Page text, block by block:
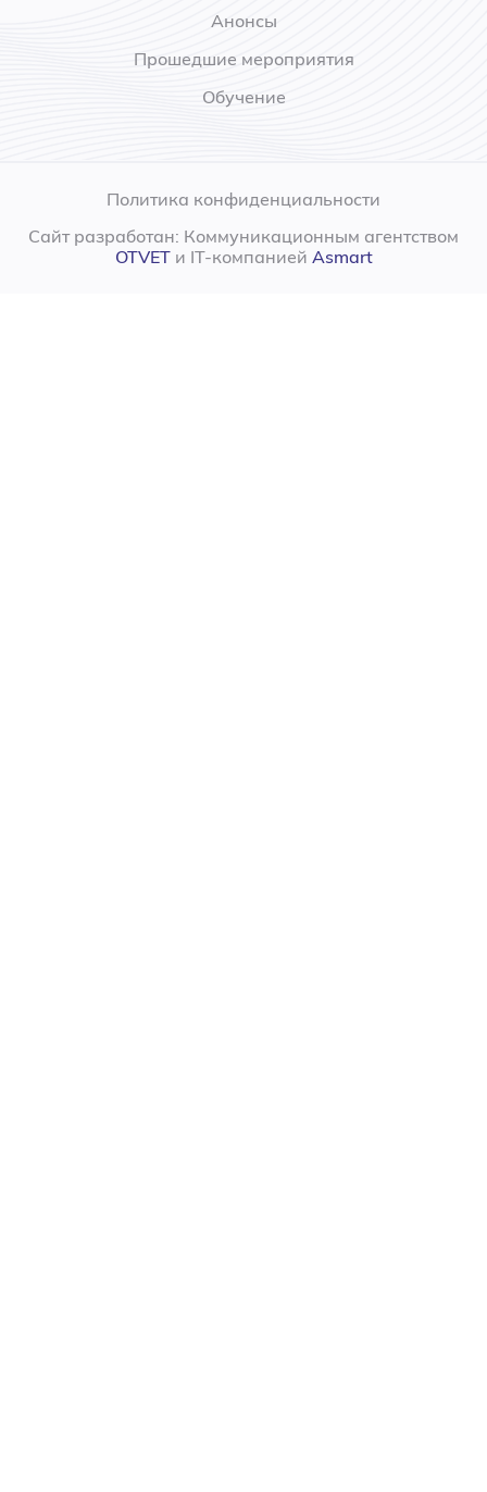
Анонсы
Прошедшие мероприятия
Обучение
Политика конфиденциальности
Сайт разработан: Коммуникационным агентством
OTVETи IT-компанией Asmart